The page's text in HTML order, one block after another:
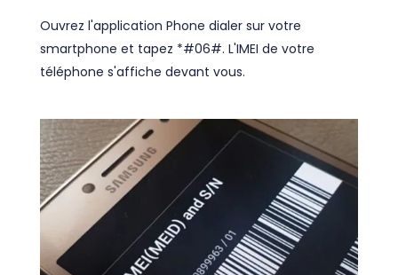
Ouvrez l'application Phone dialer sur votre
smartphone et tapez *#06#. L'IMEI de votre
téléphone s'affiche devant vous.